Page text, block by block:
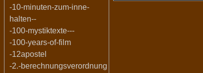
-10-minuten-zum-inne-
halten--
-100-mystiktexte---
-100-years-of-film
-12apostel
-2.-berechnungsverordnung